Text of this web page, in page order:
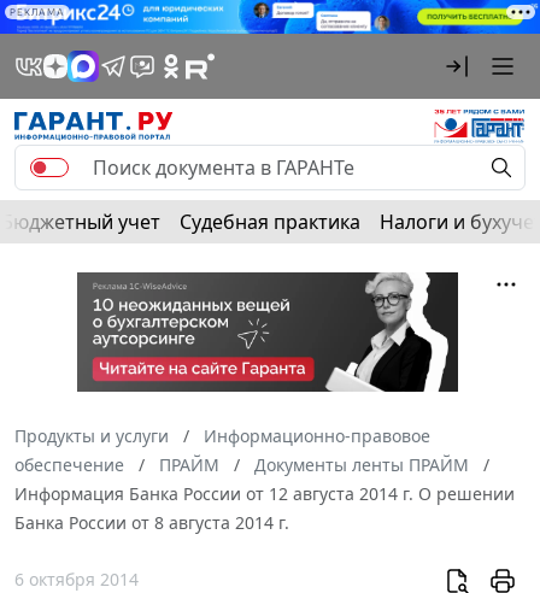
РЕКЛАМА
Бюджетный учет Судебная практика Налоги и
Продукты и услуги
Информационно-правовое
обеспечение
ПРАЙМ
Документы ленты ПРАЙМ
Информация Банка России от 12 августа 2014 г. О решении
Банка России от 8 августа 2014 г.
6 октября 2014